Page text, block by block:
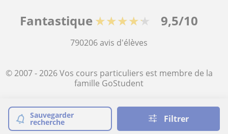
Sauvegarder
recherche Filtrer
Fantastique ★★★★★ 9,5/10
790206avis d'élèves
© 2007 - 2026 Vos cours particuliers est membre de la
famille GoStudent
Plan du site:Cours particuliers